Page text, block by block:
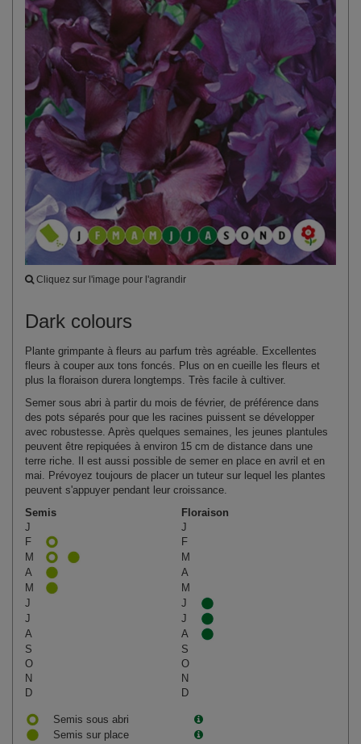
Cliquez sur l'image pour l'agrandir
Dark colours
Plante grimpante à fleurs au parfum très agréable. Excellentes
fleurs à couper aux tons foncés. Plus on en cueille les fleurs et
plus la floraison durera longtemps. Très facile à cultiver.
Semer sous abri à partir du mois de février, de préférence dans
des pots séparés pour que les racines puissent se développer
avec robustesse. Après quelques semaines, les jeunes plantules
peuvent être repiquées à environ 15 cm de distance dans une
terre riche. Il est aussi possible de semer en place en avril et en
mai. Prévoyez toujours de placer un tuteur sur lequel les plantes
peuvent s'appuyer pendant leur croissance.
Semis
Floraison
J
J
F
F
M
M
A
A
M
M
J
J
J
J
A
A
S
S
O
O
N
N
D
D
Semis sous abri
Semis sur place